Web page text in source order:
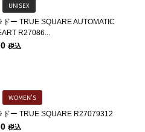
UNISEX
ドー TRUE SQUARE AUTOMATIC
R27086...
税込
WOMEN'S
ドー TRUE SQUARE R27079312
税込